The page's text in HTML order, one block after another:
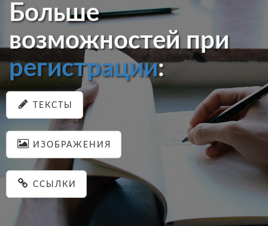
Больше
возможностей при
регистрации:
ТЕКСТЫ
ИЗОБРАЖЕНИЯ
ССЫЛКИ